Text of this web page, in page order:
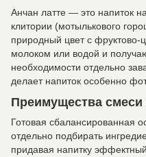
Анчан латте — это напиток
клитории (мотылькового
природный цвет с фруктово-
молоком или водой и
необходимости отдельно
делает напиток особенно
Преимущества смеси
Готовая сбалансированная
отдельно подбирать
придавая напитку